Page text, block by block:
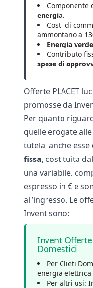
Componente
energia.
Costi di
ammontano a
Energia verde
Contributo
spese di
Offerte PLACET
promosse da
Per quanto
quelle erogate
tutela, anche
fissa, costituita
una variabile,
espresso in € e
all’ingresso. Le
Invent sono:
Invent
Domestici
Per Clieti
energia elettrica
Per altri usi: